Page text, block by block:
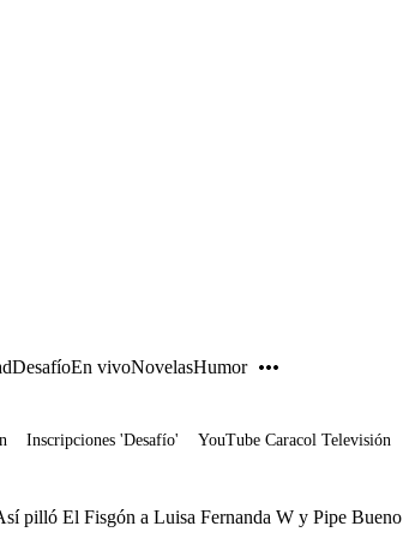
DesafíoEn vivoNovelasHumor
Inscripciones 'Desafío' YouTube Caracol Televisión
pilló El Fisgón a Luisa Fernanda W y Pipe Bueno